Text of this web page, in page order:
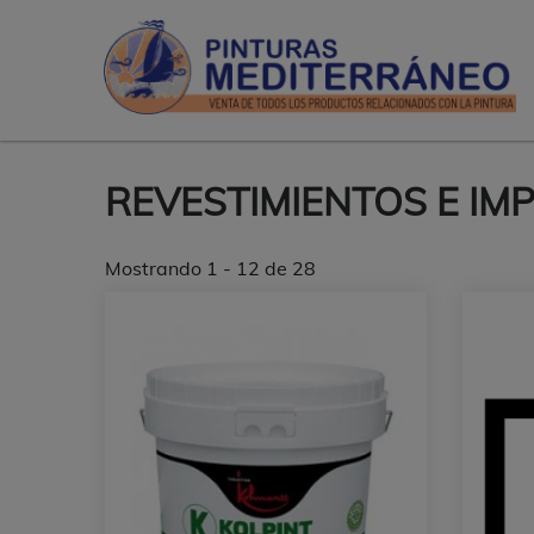
en
REVESTIMIENTOS E
Mostrando 1 - 12 de 28